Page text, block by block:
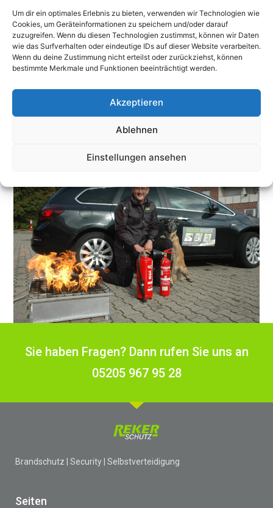
Um dir ein optimales Erlebnis zu bieten, verwenden wir Technologien wie
Cookies, um Geräteinformationen zu speichern und/oder darauf
zuzugreifen. Wenn du diesen Technologien zustimmst, können wir Daten
wie das Surfverhalten oder eindeutige IDs auf dieser Website verarbeiten.
Wenn du deine Zustimmung nicht erteilst oder zurückziehst, können
bestimmte Merkmale und Funktionen beeinträchtigt werden.
Akzeptieren
Ablehnen
Einstellungen ansehen
Als staatlich anerkannter Ausbilder und Prüfer der
Waffensachkunde gebe ich gerne mein Wissen an
Sportschützen und Berufswaffenträger weiter. Bei uns
werden Sie immer ein Stück weit „über den Durst“
unsere Stärke.
Herzlichst,
Sie haben Fragen? Dann rufen Sie uns an
05205 967 95 28
Brandschutz | Security | Selbstverteidigung
Seiten